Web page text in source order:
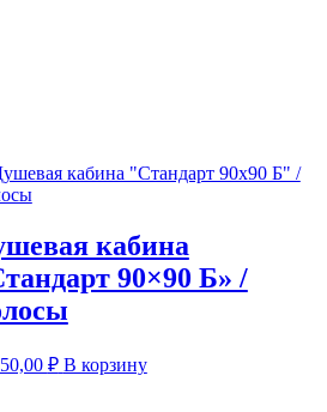
кабина
90×90 Б» /
₽ В корзину